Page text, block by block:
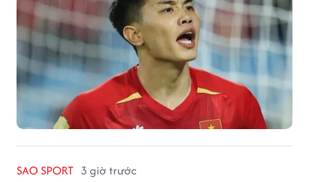
SAO SPORT 3 giờ trước